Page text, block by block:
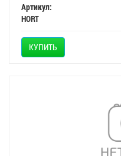
Артикул:
HORT
КУПИТЬ